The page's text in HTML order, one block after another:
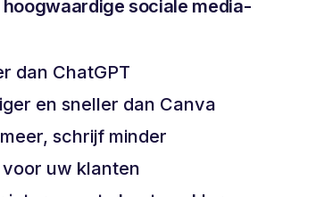
sociale media-
dan ChatGPT
en sneller dan Canva
schrijf minder
uw klanten